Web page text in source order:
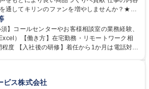
通してキリンのファンを増やしませんか？★≫
品づくりに活かしていく上で、窓口となるお客
のご
ています。お客様からの声に迅速かつ誠意をも
ともにグループ内活動に反映しています。 【具
後 募集職種 中野本社【お客様
とにより良い商品づくりへ貢献
】コールセンターやお客様相談室の業務経験、
）【働き方】在宅勤務・リモートワーク相
は電話対応
当社について】キリングループの広報機能を担
出会いを大切にし、磨き上げたホスピタリティ
ビス株式会社